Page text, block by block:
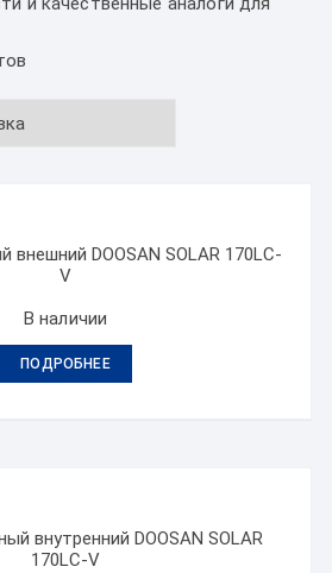
DOOSAN SOLAR 170LC-
V
В наличии
ПОДРОБНЕЕ
внутренний DOOSAN SOLAR
170LC-V